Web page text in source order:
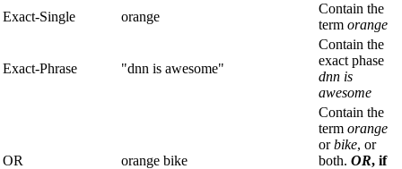
Exact-Single
orange
Contain the
term orange
Exact-Phrase "dnn is awesome"
Contain the
exact phase
dnn is
awesome
OR orange bike
Contain the
term orange
orbike, or
both. OR, if